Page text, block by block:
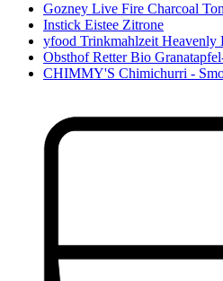
Gozney Live Fire Charcoal
Instick Eistee Zitrone
yfood Trinkmahlzeit Heavenly
Obsthof Retter Bio
CHIMMY'S Chimichurri -